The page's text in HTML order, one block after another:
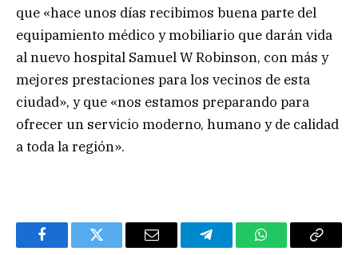
que «hace unos días recibimos buena parte del
equipamiento médico y mobiliario que darán vida
al nuevo hospital Samuel W Robinson, con más y
mejores prestaciones para los vecinos de esta
ciudad», y que «nos estamos preparando para
ofrecer un servicio moderno, humano y de calidad
a toda la región».
FacebookTwitter Email TelegramWhatsAppCopy